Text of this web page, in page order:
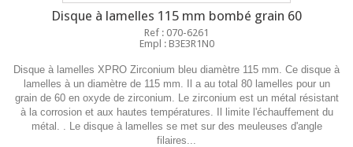
Disque à lamelles 115 mm bombé grain 60
Ref : 070-6261
Empl : B3E3R1N0
Disque à lamelles XPRO Zirconium bleu diamètre 115 mm. Ce disque à
lamelles à un diamètre de 115 mm. Il a au total 80 lamelles pour un
grain de 60 en oxyde de zirconium. Le zirconium est un métal résistant
à la corrosion et aux hautes températures. Il limite l'échauffement du
métal. . Le disque à lamelles se met sur des meuleuses d'angle
filaires...